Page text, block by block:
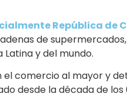
República de
de
y del mundo.
comercio al mayor y
desde la década de los